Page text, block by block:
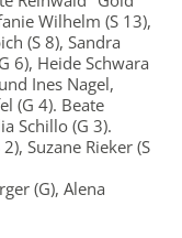
Wilhelm (S 13),
(S 8), Sandra
6), Heide Schwara
Ines Nagel,
(G 4). Beate
Schillo (G 3).
Suzane Rieker (S
(G), Alena